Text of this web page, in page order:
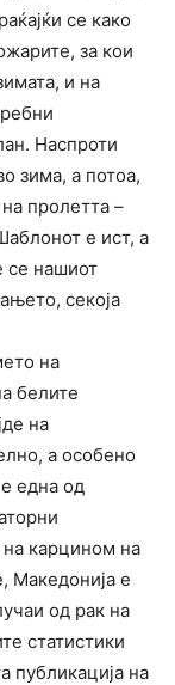
се како
за кои
и на
Наспроти
зима, а потоа,
пролетта –
е ист, а
се нашиот
секоја
на
белите
на
а особено
една од
на карцином на
Македонија е
од рак на
статистики
публикација на